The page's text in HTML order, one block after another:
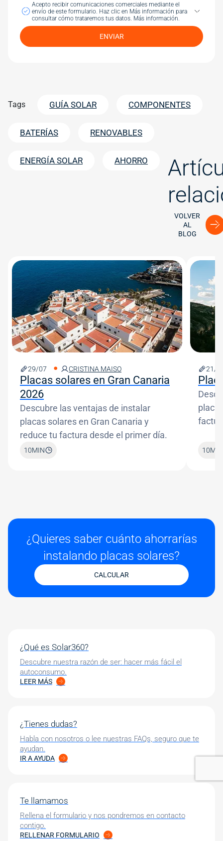
Acepto recibir comunicaciones comerciales mediante el
envío de este formulario. Haz clic en Más información para
consultar cómo trataremos tus datos. Más información.
ENVIAR
Tags GUÍA SOLAR COMPONENTES
BATERÍAS RENOVABLES
ENERGÍA SOLAR AHORRO
VOLVER
AL
BLOG
Image
29/07 CRISTINA MAISO
Placas solares en Gran Canaria
2026
Descubre las ventajas de instalar
placas solares en Gran Canaria y
reduce tu factura desde el primer día.
10MIN
Image
21/
10MIN
¿Quieres saber cuánto ahorrarías
instalando placas solares?
CALCULAR
¿Qué es Solar360?
Descubre nuestra razón de ser: hacer más fácil el
autoconsumo.
LEER MÁS
¿Tienes dudas?
Habla con nosotros o lee nuestras FAQs, seguro que te
ayudan.
IR A AYUDA
Te llamamos
Rellena el formulario y nos pondremos en contacto
contigo.
RELLENAR FORMULARIO